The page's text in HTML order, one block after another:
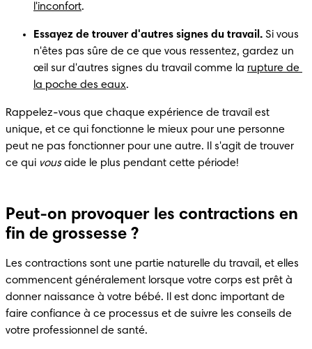
l'inconfort.
Essayez de trouver d'autres signes du travail. Si vous
n'êtes pas sûre de ce que vous ressentez, gardez un
œil sur d'autres signes du travail comme la rupture de
la poche des eaux.
Rappelez-vous que chaque expérience de travail est
unique, et ce qui fonctionne le mieux pour une personne
peut ne pas fonctionner pour une autre. Il s'agit de trouver
ce qui vous aide le plus pendant cette période!
Peut-on provoquer les contractions en
fin de grossesse ?
Les contractions sont une partie naturelle du travail, et elles
commencent généralement lorsque votre corps est prêt à
donner naissance à votre bébé. Il est donc important de
faire confiance à ce processus et de suivre les conseils de
votre professionnel de santé.